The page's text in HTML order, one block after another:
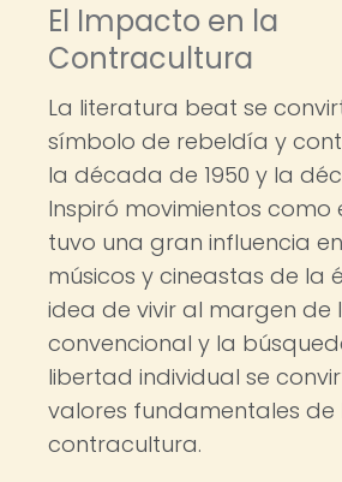
El Impacto en la
Contracultura
La literatura beat se
símbolo de rebeldía y
la década de 1950 y la
Inspiró movimientos como
tuvo una gran influencia
músicos y cineastas de la
idea de vivir al margen de
convencional y la
libertad individual se
valores fundamentales de
contracultura.